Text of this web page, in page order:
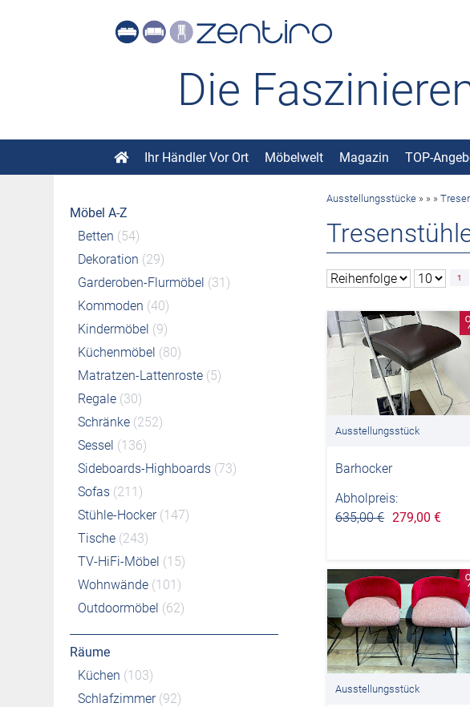
Die
Ihr Händler Vor Ort Möbelwelt Magazin TOP-
Möbel A-Z
Betten (54)
Dekoration (29)
Garderoben-Flurmöbel (31)
Kommoden (40)
Kindermöbel (9)
Küchenmöbel (80)
Matratzen-Lattenroste (5)
Regale (30)
Schränke (252)
Sessel (136)
Sideboards-Highboards (73)
Sofas (211)
Stühle-Hocker (147)
Tische (243)
TV-HiFi-Möbel (15)
Wohnwände (101)
Outdoormöbel (62)
Räume
Küchen (103)
Schlafzimmer (92)
Ausstellungsstücke » » »
1
Ausstellungsstück
Barhocker
Abholpreis:
635,00 € 279,00 €
Ausstellungsstück